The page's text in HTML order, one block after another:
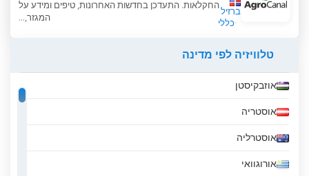
ברזיל
כללי
החקלאות. התעדכן בחדשות האחרונות, טיפים ומידע על
המגזר,...
טלוויזיה לפי מדינה
אוזבקיסטן
אוסטריה
אוסטרליה
אורוגוואי